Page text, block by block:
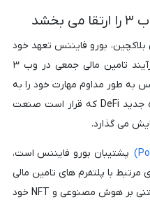
بلاکچین، بورو فایننس تعهد خود
را برای کارآمد، امن و شفاف کردن فرآیند تامین مالی جمعی در وب ۳
به طور مداوم مهارت خود را به
عنوان یکی از پروژه های امیدوارکننده جدید DeFi که قرار است صنعت
پشتیبان بورو فایننس است،
مرتبط با پلتفرم های تامین مالی
سنتی از طریق بازار منحصر به فرد مبتنی بر هوش مصنوعی و NFT خود